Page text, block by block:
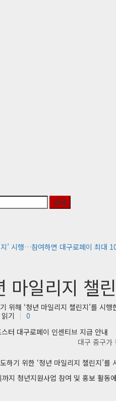
’ 시행…참여하면 대구로페이 최대
마일리지 챌
위해 ‘청년 마일리지 챌린지’를 시
기 0
대구 중구가
하기 위한 ‘청년 마일리지 챌린지’를
지 청년지원사업 참여 및 홍보 활동